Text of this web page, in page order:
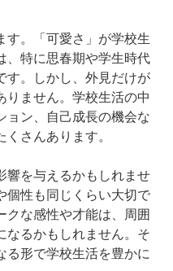
す。「可愛さ」が学校生
、特に思春期や学生時代
す。しかし、外見だけが
りません。学校生活の中
ョン、自己成長の機会な
さんあります。
響を与えるかもしれませ
個性も同じくらい大切で
クな感性や才能は、周囲
なるかもしれません。そ
る形で学校生活を豊かに